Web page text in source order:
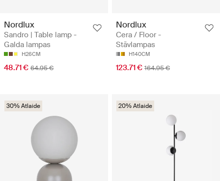
Nordlux
Sandro | Table lamp -
Galda lampas
H26CM
48.71 € 64.95 €
Nordlux
Cera / Floor -
Stāvlampas
H140CM
123.71 € 164.95 €
30% Atlaide 20% Atlaide